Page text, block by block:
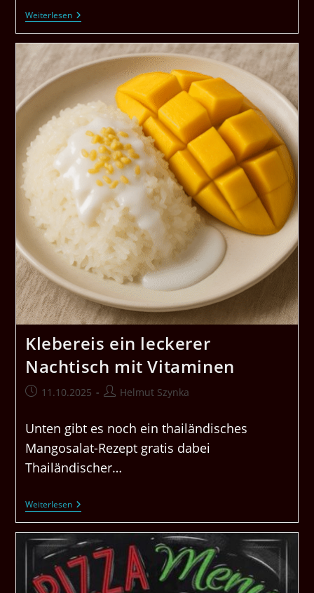
WeiterlesenDer
Wochenblitz
Informiert
Wieder
Natürlich
Falsch,
Aber
Blitzschnell
Klebereis ein leckerer
Nachtisch mit Vitaminen
Beitrag11.10.2025
Beitrags-
Helmut Szynka
Unten gibt es noch ein thailändisches
Mangosalat-Rezept gratis dabei
Thailändischer…
WeiterlesenKlebereis
Ein
Leckerer
Nachtisch
Mit
Vitaminen